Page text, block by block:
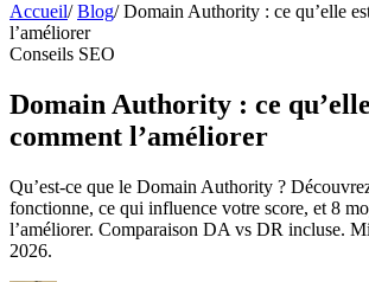
Accueil/ Blog/ Domain Authority : ce qu’elle
l’améliorer
Conseils SEO
Domain Authority : ce
comment l’améliorer
Qu’est-ce que le Domain Authority ?
fonctionne, ce qui influence votre score, et 8
l’améliorer. Comparaison DA vs DR incluse.
2026.